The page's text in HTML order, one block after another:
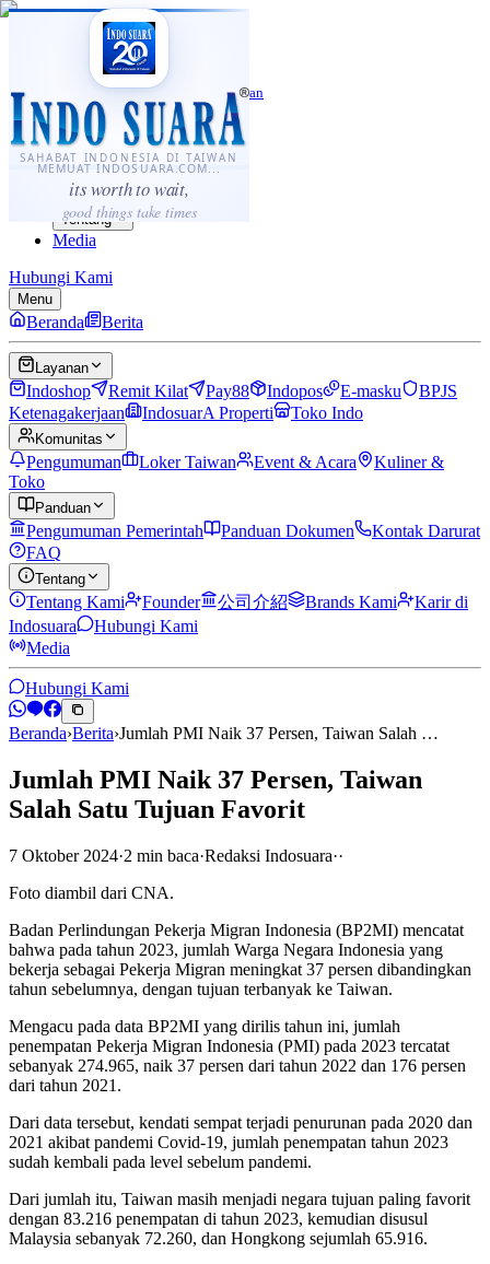
SAHABAT INDONESIA DI TAIWAN
MEMUAT INDOSUARA.COM...
its worth to wait,
good things take times
·...
⌘K
Sahabat Indonesia di Taiwan
Berita
Layanan
Komunitas
Panduan
Tentang
Media
Hubungi Kami
Menu
Beranda Berita
Layanan
Indoshop Remit Kilat Pay88 Indopos E-masku
BPJS
Ketenagakerjaan
IndosuarA Properti Toko Indo
Komunitas
Pengumuman Loker Taiwan Event & Acara
Kuliner &
Toko
Panduan
Pengumuman Pemerintah Panduan Dokumen
Kontak Darurat
FAQ
Tentang
Tentang Kami Founder 公司介紹 Brands Kami
Karir di
Indosuara
Hubungi Kami
Media
Hubungi Kami
Beranda›Berita›Jumlah PMI Naik 37 Persen, Taiwan Salah …
Jumlah PMI Naik 37 Persen, Taiwan
Salah Satu Tujuan Favorit
7 Oktober 2024·2 min baca·Redaksi Indosuara··
Foto diambil dari CNA.
Badan Perlindungan Pekerja Migran Indonesia (BP2MI) mencatat
bahwa pada tahun 2023, jumlah Warga Negara Indonesia yang
bekerja sebagai Pekerja Migran meningkat 37 persen dibandingkan
tahun sebelumnya, dengan tujuan terbanyak ke Taiwan.
Mengacu pada data BP2MI yang dirilis tahun ini, jumlah
penempatan Pekerja Migran Indonesia (PMI) pada 2023 tercatat
sebanyak 274.965, naik 37 persen dari tahun 2022 dan 176 persen
dari tahun 2021.
Dari data tersebut, kendati sempat terjadi penurunan pada 2020 dan
2021 akibat pandemi Covid-19, jumlah penempatan tahun 2023
sudah kembali pada level sebelum pandemi.
Dari jumlah itu, Taiwan masih menjadi negara tujuan paling favorit
dengan 83.216 penempatan di tahun 2023, kemudian disusul
Malaysia sebanyak 72.260, dan Hongkong sejumlah 65.916.